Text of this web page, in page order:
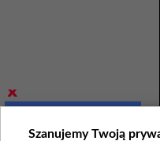
Szanujemy Twoją